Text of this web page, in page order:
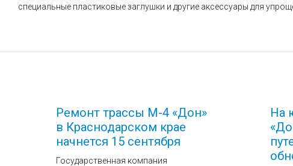
специальные пластиковые заглушки и другие аксессуары для
Ремонт трассы М-4 «Дон»
в Краснодарском крае
начнется 15 сентября
Государственная компания
На